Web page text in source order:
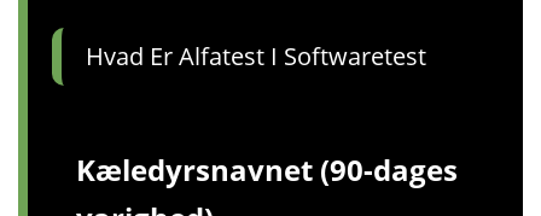
Hvad Er Alfatest I Softwaretest
Kæledyrsnavnet (90-dages